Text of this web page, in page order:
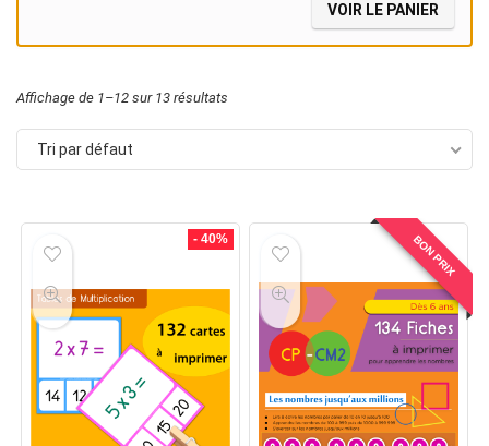
VOIR LE PANIER
Affichage de 1–12 sur 13 résultats
Tri par défaut
- 40% BON PRIX